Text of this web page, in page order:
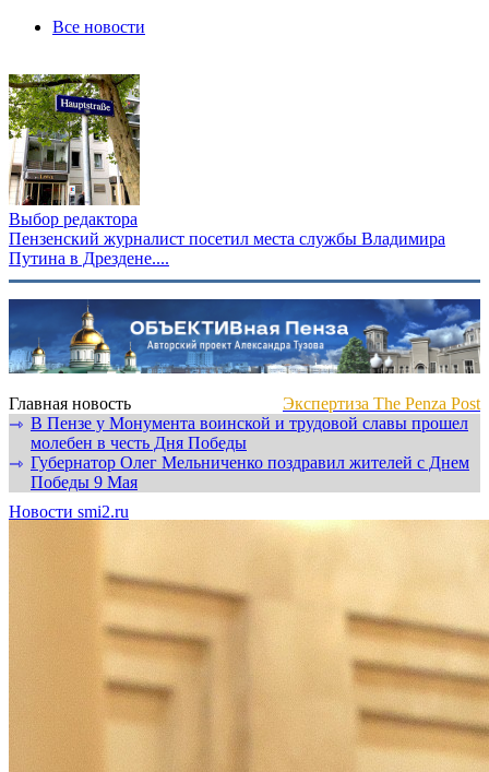
Все новости
Выбор редактора
Пензенский журналист посетил места службы Владимира
Путина в Дрездене....
Главная новость
Экспертиза The Penza Post
⇾ В Пензе у Монумента воинской и трудовой славы прошел
молебен в честь Дня Победы
⇾ Губернатор Олег Мельниченко поздравил жителей с Днем
Победы 9 Мая
Новости smi2.ru